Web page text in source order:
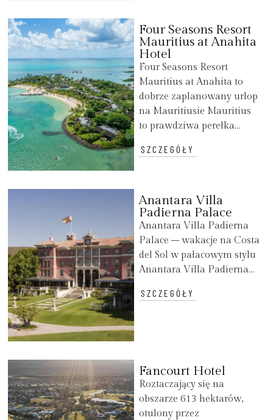
Four Seasons Resort
Mauritius at Anahita
Hotel
Four Seasons Resort
Mauritius at Anahita to
dobrze zaplanowany urlop
na Mauritiusie Mauritius
to prawdziwa perełka...
SZCZEGÓŁY
Anantara Villa
Padierna Palace
Anantara Villa Padierna
Palace – wakacje na Costa
del Sol w pałacowym stylu
Anantara Villa Padierna...
SZCZEGÓŁY
Fancourt Hotel
Roztaczający się na
obszarze 613 hektarów,
otulony przez